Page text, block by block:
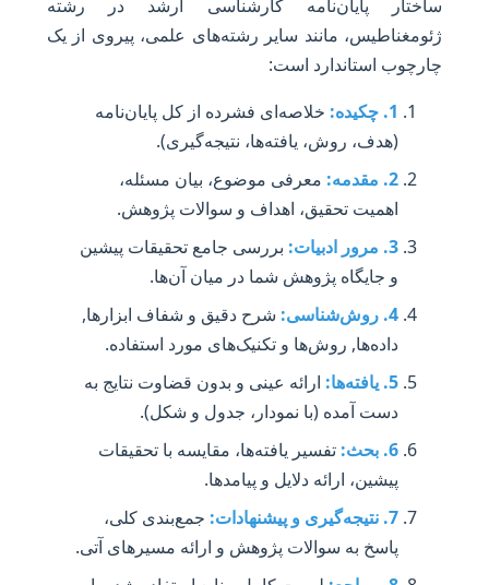
ساختار پایان‌نامه کارشناسی ارشد در رشته
ژئومغناطیس، مانند سایر رشته‌های علمی، پیروی از یک
چارچوب استاندارد است:
1. چکیده:
خلاصه‌ای فشرده از کل پایان‌نامه
(هدف، روش، یافته‌ها، نتیجه‌گیری).
2. مقدمه:
معرفی موضوع، بیان مسئله،
اهمیت تحقیق، اهداف و سوالات پژوهش.
3. مرور ادبیات:
بررسی جامع تحقیقات پیشین
و جایگاه پژوهش شما در میان آن‌ها.
4. روش‌شناسی:
شرح دقیق و شفاف ابزارها,
داده‌ها, روش‌ها و تکنیک‌های مورد استفاده.
5. یافته‌ها:
ارائه عینی و بدون قضاوت نتایج به
دست آمده (با نمودار، جدول و شکل).
6. بحث:
تفسیر یافته‌ها، مقایسه با تحقیقات
پیشین، ارائه دلایل و پیامدها.
7. نتیجه‌گیری و پیشنهادات:
جمع‌بندی کلی،
پاسخ به سوالات پژوهش و ارائه مسیرهای آتی.